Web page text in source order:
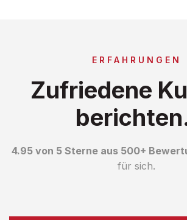
ERFAHRUNGEN
Zufriedene
4.95 von 5 Sterne aus 500+
für sich.